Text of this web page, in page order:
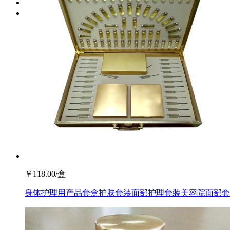
￥ 118.00/盒
身体护理用产品套盒护肤套装面部护理套装美容院面部